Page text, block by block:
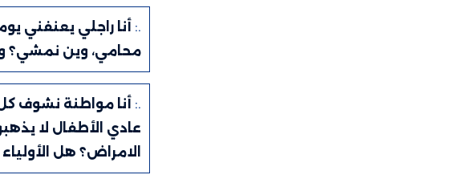
.: أنا راجلي يعنفني
محامي، وين نمشي؟
.: أنا مواطنة نشوف
عادي الأطفال لا
الامراض؟ هل